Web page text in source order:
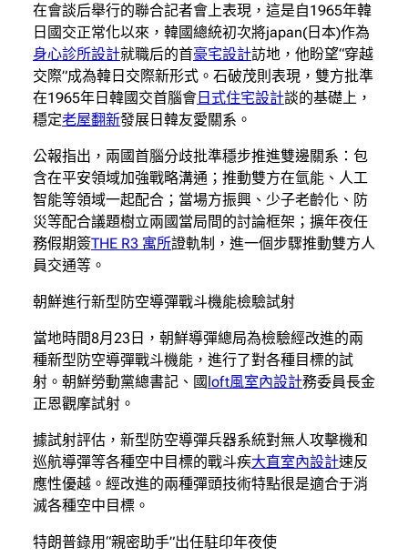
在會談后舉行的聯合記者會上表現，這是自1965年韓
日國交正常化以來，韓國總統初次將japan(日本)作為
身心診所設計就職后的首豪宅設計訪地，他盼望“穿越
交際”成為韓日交際新形式。石破茂則表現，雙方批準
在1965年日韓國交首腦會 日式住宅設計談的基礎上，
穩定老屋翻新發展日韓友愛關系。
公報指出，兩國首腦分歧批準穩步推進雙邊關系：包
含在平安領域加強戰略溝通；推動雙方在氫能、人工
智能等領域一起配合；當場方振興、少子老齡化、防
災等配合議題樹立兩國當局間的討論框架；擴年夜任
務假期簽THE R3 寓所證軌制，進一個步驟推動雙方人
員交通等。
朝鮮進行新型防空導彈戰斗機能檢驗試射
當地時間8月23日，朝鮮導彈總局為檢驗經改進的兩
種新型防空導彈戰斗機能，進行了對各種目標的試
射。朝鮮勞動黨總書記、國loft風室內設計務委員長金
正恩觀摩試射。
據試射評估，新型防空導彈兵器系統對無人攻擊機和
巡航導彈等各種空中目標的戰斗疾大直室內設計速反
應性優越。經改進的兩種彈頭技術特點很是適合于消
滅各種空中目標。
特朗普錄用“親密助手”出任駐印年夜使